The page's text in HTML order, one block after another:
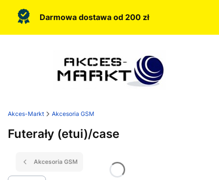
Darmowa dostawa od 200 zł
Akces-Markt Akcesoria GSM
Futerały (etui)/case
Akcesoria GSM